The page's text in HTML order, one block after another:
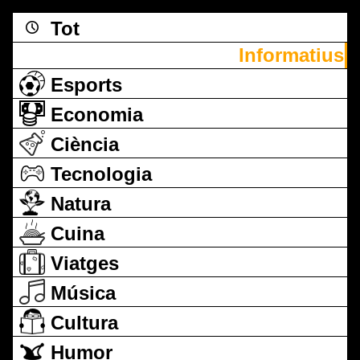
Tot
Informatius
Esports
Economia
Ciència
Tecnologia
Natura
Cuina
Viatges
Música
Cultura
Humor